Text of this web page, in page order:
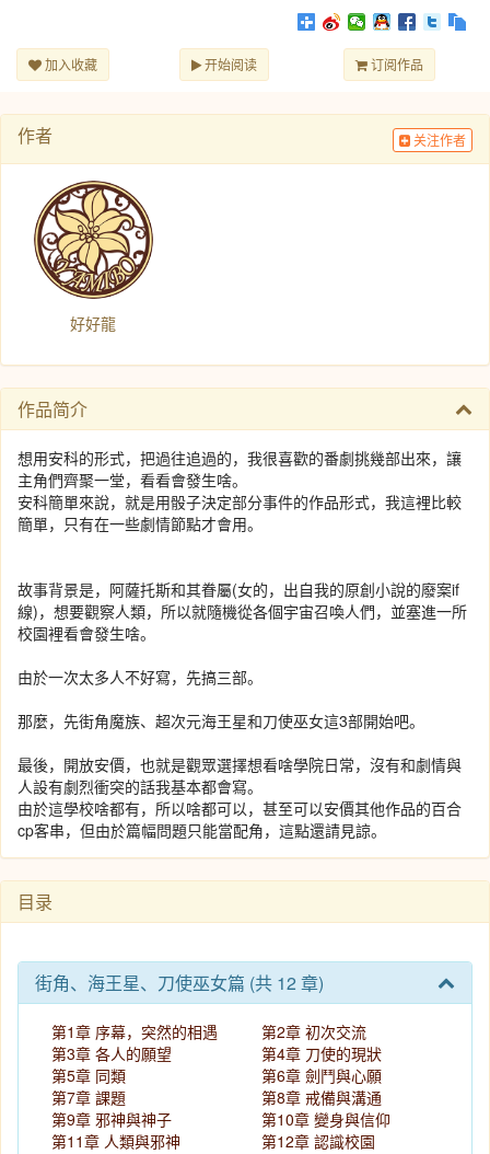
加入收藏 开始阅读 订阅作品
作者 关注作者
好好龍
作品简介
想用安科的形式，把過往追過的，我很喜歡的番劇挑幾部出來，讓
主角們齊聚一堂，看看會發生啥。
安科簡單來說，就是用骰子決定部分事件的作品形式，我這裡比較
簡單，只有在一些劇情節點才會用。
故事背景是，阿薩托斯和其眷屬(女的，出自我的原創小說的廢案if
線)，想要觀察人類，所以就隨機從各個宇宙召喚人們，並塞進一所
校園裡看會發生啥。
由於一次太多人不好寫，先搞三部。
那麼，先街角魔族、超次元海王星和刀使巫女這3部開始吧。
最後，開放安價，也就是觀眾選擇想看啥學院日常，沒有和劇情與
人設有劇烈衝突的話我基本都會寫。
由於這學校啥都有，所以啥都可以，甚至可以安價其他作品的百合
cp客串，但由於篇幅問題只能當配角，這點還請見諒。
目录
街角、海王星、刀使巫女篇 (共 12 章)
第1章 序幕，突然的相遇
第2章 初次交流
第3章 各人的願望
第4章 刀使的現狀
第5章 同類
第6章 劍鬥與心願
第7章 課題
第8章 戒備與溝通
第9章 邪神與神子
第10章 變身與信仰
第11章 人類與邪神
第12章 認識校園